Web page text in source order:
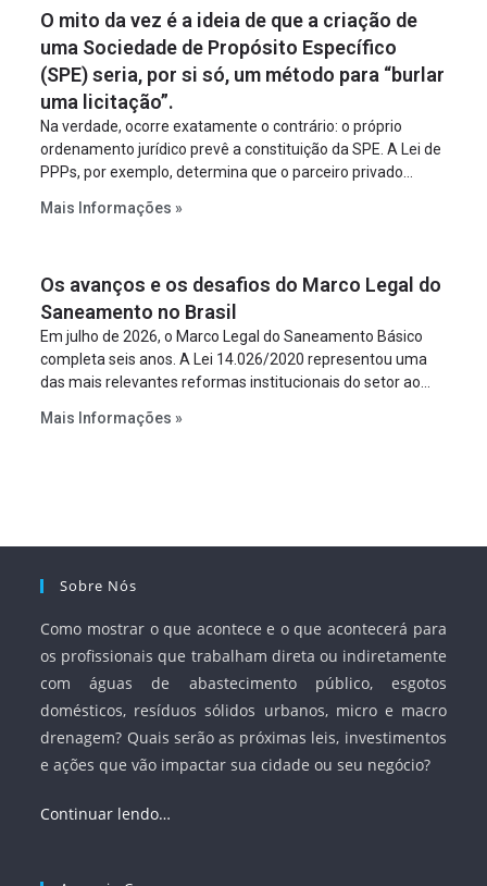
O mito da vez é a ideia de que a criação de
uma Sociedade de Propósito Específico
(SPE) seria, por si só, um método para “burlar
uma licitação”.
Na verdade, ocorre exatamente o contrário: o próprio
ordenamento jurídico prevê a constituição da SPE. A Lei de
PPPs, por exemplo, determina que o parceiro privado
empreendimento. Ou seja, a suposta “fraude à licitação” é
projeto a projeto.
Mais Informações »
Os avanços e os desafios do Marco Legal do
Saneamento no Brasil
Em julho de 2026, o Marco Legal do Saneamento Básico
completa seis anos. A Lei 14.026/2020 representou uma
das mais relevantes reformas institucionais do setor ao
serviços, ampliar a participação da iniciativa privada,
Mais Informações »
Sobre Nós
Como mostrar o que acontece e o que acontecerá para
os profissionais que trabalham direta ou indiretamente
com águas de abastecimento público, esgotos
domésticos, resíduos sólidos urbanos, micro e macro
drenagem? Quais serão as próximas leis, investimentos
e ações que vão impactar sua cidade ou seu negócio?
Continuar lendo…